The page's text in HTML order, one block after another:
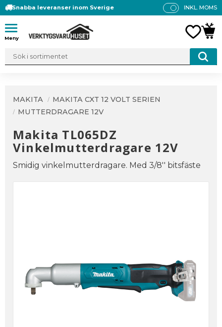
Meny
Snabba leveranser inom Sverige
P
INKL. MOMS
MAKITA
MAKITA CXT 12 VOLT SERIEN
MUTTERDRAGARE 12V
Makita TL065DZ
Vinkelmutterdragare 12V
Smidig vinkelmutterdragare. Med 3/8'' bitsfäste